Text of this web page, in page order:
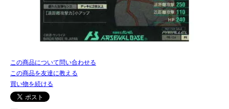
この商品について問い合わせる
この商品を友達に教える
買い物を続ける